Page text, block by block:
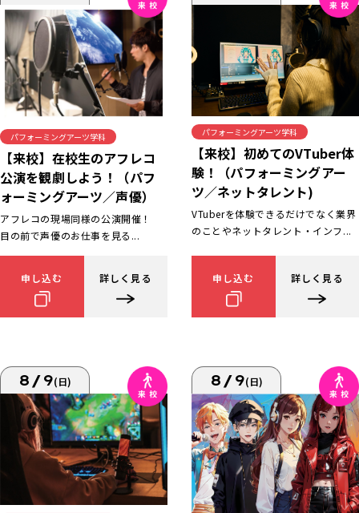
パフォーミングアーツ学科
【来校】在校生のアフレコ
公演を観劇しよう！（パフ
ォーミングアーツ／声優）
アフレコの現場同様の公演開催！
目の前で声優のお仕事を見る...
申し込む 詳しく見る
パフォーミングアーツ学科
【来校】初めてのVTuber体
験！（パフォーミングアー
ツ／ネットタレント)
VTuberを体験できるだけでなく業界
のことやネットタレント・インフ...
申し込む 詳しく見る
8/9(日) 8/9(日)